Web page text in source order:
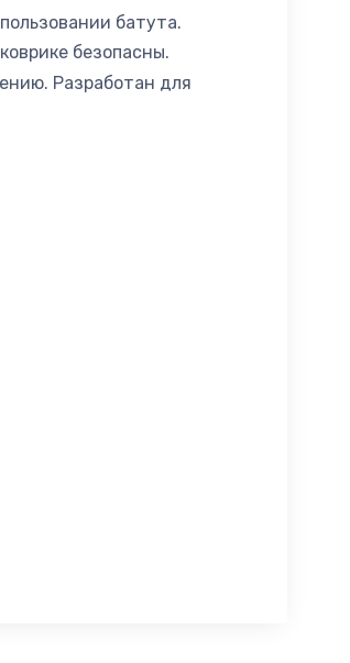
батута.
безопасны.
Разработан для